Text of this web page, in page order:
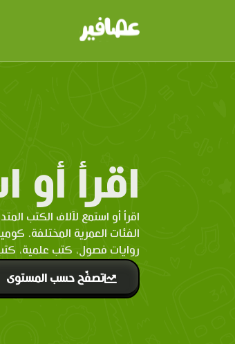
اقرأ أو
اقرأ أو استمع لآلاف الكتب
الفئات العمرية المختلفة.
روايات فصول، كتب علمية،
تصفّح حسب المستوى